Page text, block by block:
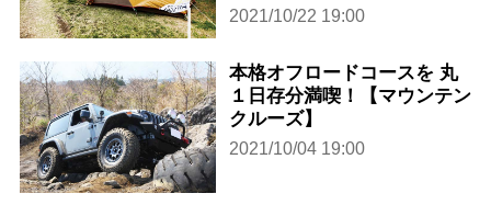
2021/10/22 19:00
本格オフロードコースを 丸
１日存分満喫！【マウンテン
クルーズ】
2021/10/04 19:00